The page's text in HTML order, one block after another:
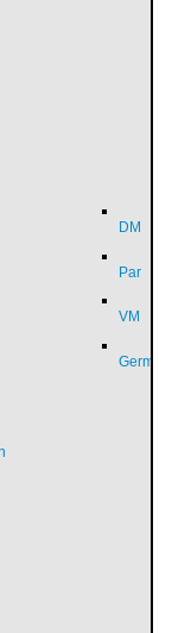
DM
Par
VM
German